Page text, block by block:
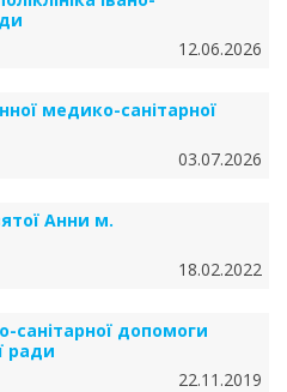
12.06.2026
медико-санітарної
03.07.2026
Анни м.
18.02.2022
санітарної допомоги
ради
22.11.2019